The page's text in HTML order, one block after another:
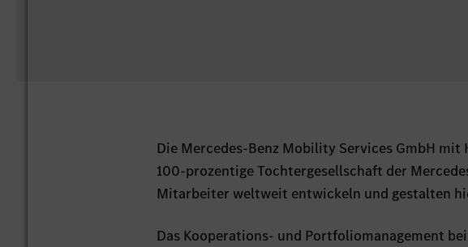
Die Mercedes-Benz Mobility Services GmbH
100-prozentige Tochtergesellschaft der
Mitarbeiter weltweit entwickeln und gestalten
Das Kooperations- und Portfoliomanagement